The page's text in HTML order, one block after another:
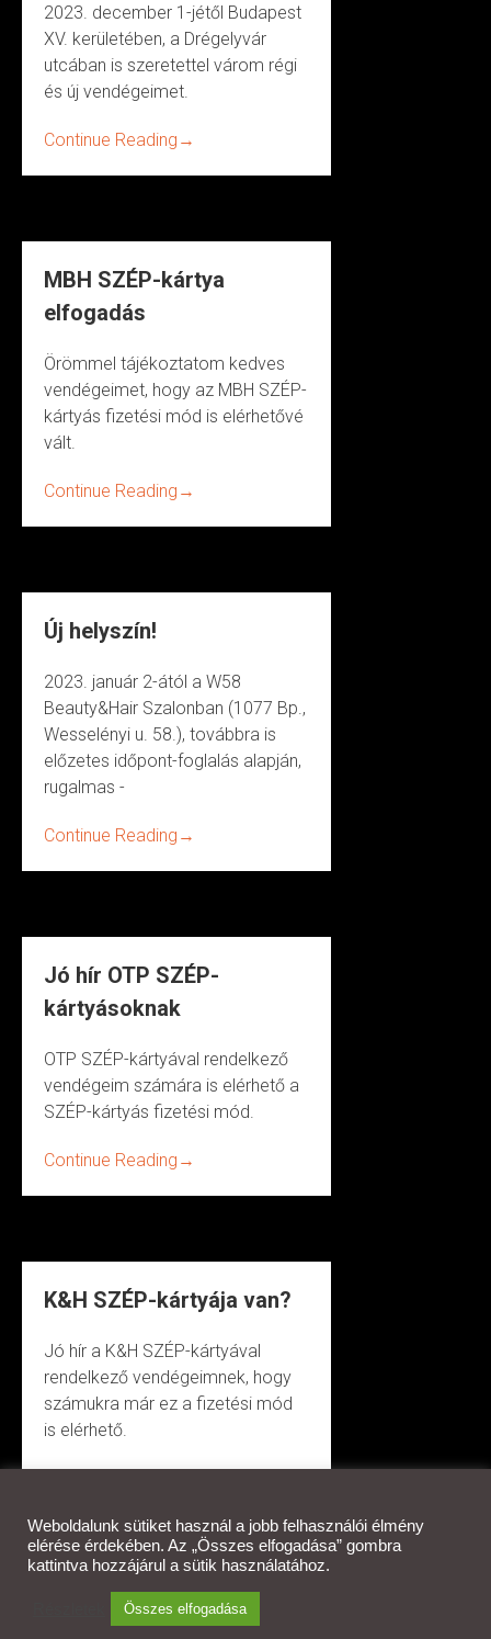
2023. december 1-jétől Budapest
XV. kerületében, a Drégelyvár
utcában is szeretettel várom régi
és új vendégeimet.
Continue Reading →
MBH SZÉP-kártya
elfogadás
Örömmel tájékoztatom kedves
vendégeimet, hogy az MBH SZÉP-
kártyás fizetési mód is elérhetővé
vált.
Continue Reading →
Új helyszín!
2023. január 2-ától a W58
Beauty&Hair Szalonban (1077 Bp.,
Wesselényi u. 58.), továbbra is
előzetes időpont-foglalás alapján,
rugalmas -
Continue Reading →
Jó hír OTP SZÉP-
kártyásoknak
OTP SZÉP-kártyával rendelkező
vendégeim számára is elérhető a
SZÉP-kártyás fizetési mód.
Continue Reading →
K&H SZÉP-kártyája van?
Jó hír a K&H SZÉP-kártyával
rendelkező vendégeimnek, hogy
számukra már ez a fizetési mód
is elérhető.
© 2026 Haffner Therapy
WordPress Theme:AccessPress Parallax
Weboldalunk sütiket használ a jobb felhasználói élmény
elérése érdekében. Az „Összes elfogadása” gombra
kattintva hozzájárul a sütik használatához.
Összes elfogadása